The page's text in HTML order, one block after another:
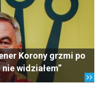
Korony grzmi po
widziałem”